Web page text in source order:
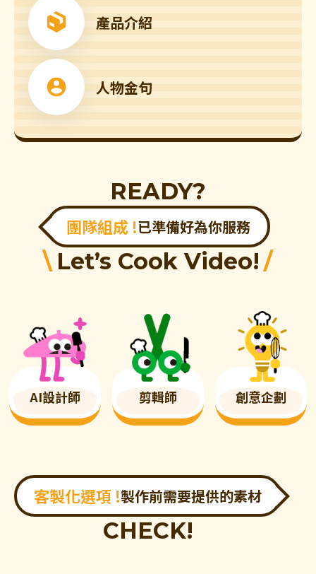
產品介紹
人物金句
READY?
團隊組成 !已準備好為你服務
\ Let’s Cook Video! /
AI設計師 剪輯師 創意企劃
客製化選項 !製作前需要提供的素材
CHECK!